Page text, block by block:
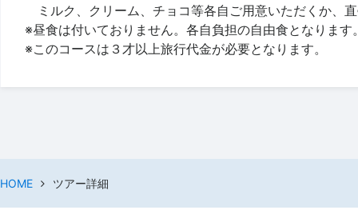
ミルク、クリーム、チョコ等各自ご用意いただくか、
※昼食は付いておりません。各自負担の自由食となります
※このコースは３才以上旅行代金が必要となります。
HOME ツアー詳細